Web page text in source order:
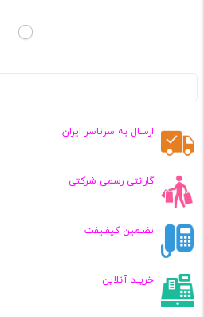
ارسـال به سرتاسر ایران
گارانتی رسمی شرکتی
تضـمین کیفـیفت
خریــد آنلاین